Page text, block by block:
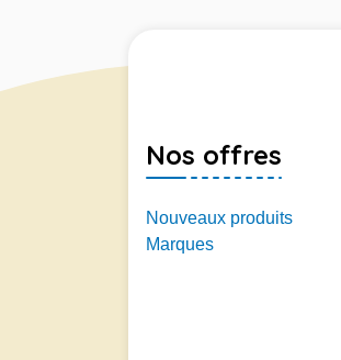
Nos offres
Nouveaux produits
Marques